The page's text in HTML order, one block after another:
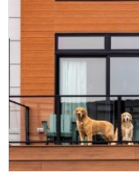
いいね「圧巻」「
ぎる影分身」